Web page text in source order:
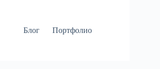
Блог Портфолио